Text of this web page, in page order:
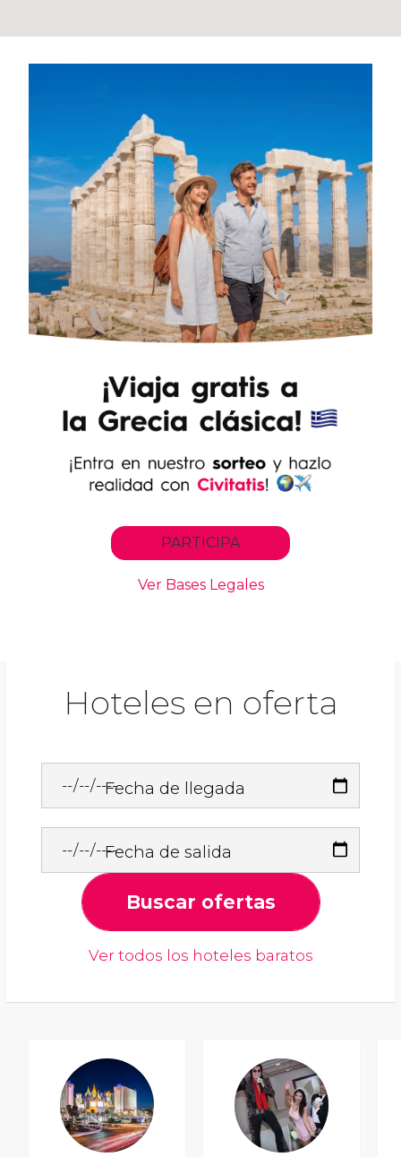
Hoteles en oferta
Fecha de llegada
Fecha de salida
Buscar ofertas
Ver todos los hoteles baratos